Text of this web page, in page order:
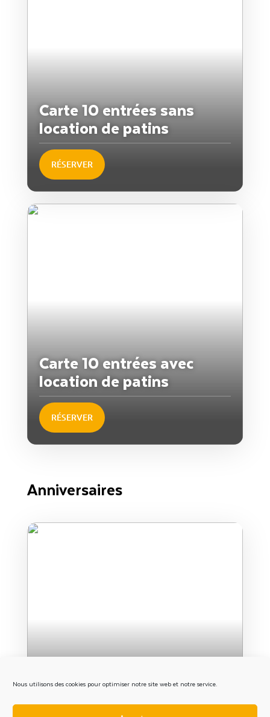
Nous utilisons des cookies pour optimiser notre site web et notre service.
Carte 10 entrées sans
location de patins
RÉSERVER
Carte 10 entrées avec
location de patins
RÉSERVER
Anniversaires
Anniversaire animé - 10
enfants minimum